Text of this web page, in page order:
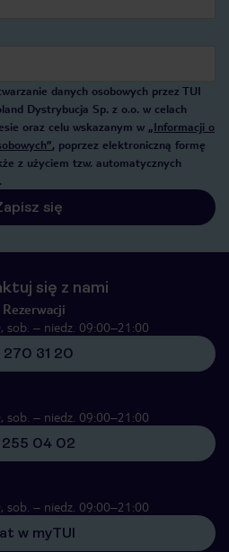
danych osobowych przez TUI
Dystrybucja Sp. z o.o. w celach
oraz celu wskazanym w „Informacji o
, poprzez elektroniczną formę
z użyciem tzw. automatycznych
się
się z nami
sob. – niedz. 09:00–21:00
270 31 20
sob. – niedz. 09:00–21:00
255 04 02
sob. – niedz. 09:00–21:00
w myTUI